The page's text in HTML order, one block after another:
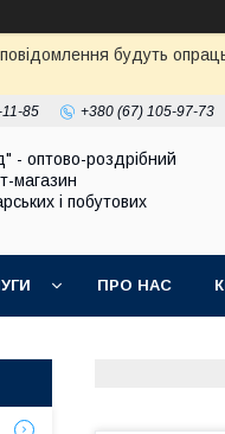
будуть
85 +380 (67) 105-97-73
- оптово-роздрібний
магазин
і побутових
ПРО НАС